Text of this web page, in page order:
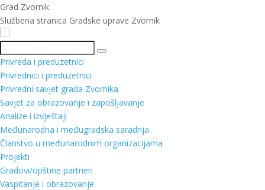
Grad Zvornik
Službena stranica Gradske uprave Zvornik
Pretraga
Privreda i preduzetnici
Privrednici i preduzetnici
Privredni savjet grada Zvornika
Savjet za obrazovanje i zapošljavanje
Analize i izvještaji
Međunarodna i međugradska saradnja
Članstvo u međunarodnim organizacijama
Projekti
Gradovi/opštine partneri
Vaspitanje i obrazovanje